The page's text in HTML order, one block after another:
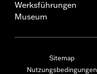
Werksführungen
Museum
Sitemap
Nutzungsbedingungen